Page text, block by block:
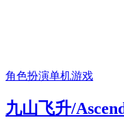
角色扮演单机游戏
九山飞升/